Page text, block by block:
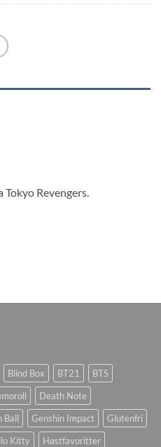
Revengers.
Blind Box BT21
BTS
Death Note
Ball Genshin Impact
Glutenfri
Kitty
Høstfavoritter